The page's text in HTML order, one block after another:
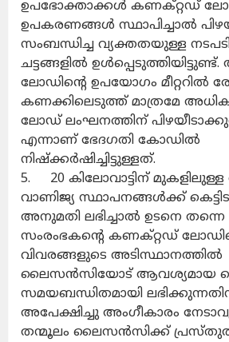
ഉപഭോക്താക്കൾ കണക്റ്റഡ്
ഉപകരണങ്ങൾ സ്ഥാപിച്ചാൽ
സംബന്ധിച്ച വ്യക്തതയുള്ള
ചട്ടങ്ങളിൽ
ലോഡിന്റെ ഉപയോഗം മീറ്ററിൽ
കണക്കിലെടുത്ത് മാത്രമേ
ലോഡ് ലംഘനത്തിന്
എന്നാണ് ഭേദഗതി കോഡിൽ
നിഷ്‌ക്കർഷിച്ചിട്ടുള്ളത്.
5. 20 കിലോവാട്ടിന്
വാണിജ്യ സ്ഥാപനങ്ങൾക്ക്
അനുമതി ലഭിച്ചാൽ ഉടനെ
സംരംഭകന്റെ കണക്റ്റഡ്
വിവരങ്ങളുടെ അടിസ്ഥാനത്തിൽ
ലൈസൻസിയോട് ആവശ്യമായ
സമയബന്ധിതമായി
അപേക്ഷിച്ചു അംഗീകാരം
തന്മൂലം ലൈസൻസിക്ക് പ്രസ്തുത